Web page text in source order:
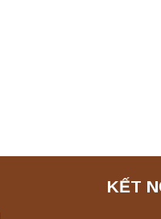
KẾT